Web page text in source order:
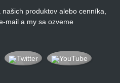
produktov alebo cenníka,
mail a my sa ozveme